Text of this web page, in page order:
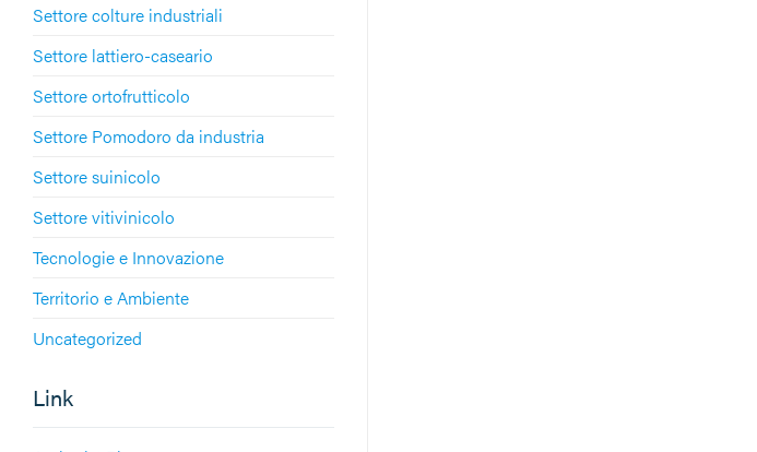
Settore colture industriali
Settore lattiero-caseario
Settore ortofrutticolo
Settore Pomodoro da industria
Settore suinicolo
Settore vitivinicolo
Tecnologie e Innovazione
Territorio e Ambiente
Uncategorized
Link